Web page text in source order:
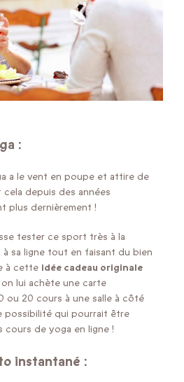
:
a le vent en poupe et attire de
depuis des années
plus dernièrement !
tester ce sport très à la
sa ligne tout en faisant du bien
à cette idée cadeau originale
lui achète une carte
ou 20 cours à une salle à côté
possibilité qui pourrait être
cours de yoga en ligne !
instantané :